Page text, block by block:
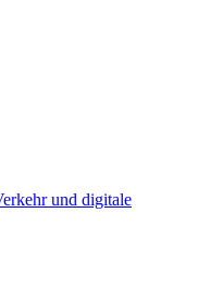
und digitale